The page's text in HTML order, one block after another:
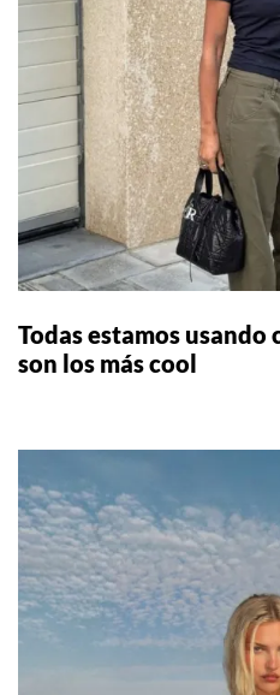
Todas estamos usando
son los más cool